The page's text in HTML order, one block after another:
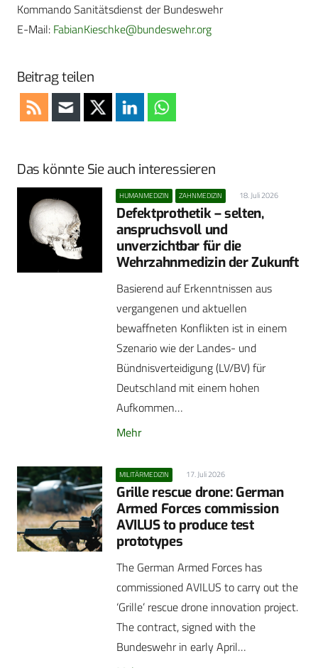
Kommando Sanitätsdienst der Bundeswehr
E-Mail: FabianKieschke@bundeswehr.org
Beitrag teilen
Das könnte Sie auch interessieren
HUMANMEDIZIN ZAHNMEDIZIN 18. Juli 2026
Defektprothetik – selten,
anspruchsvoll und
unverzichtbar für die
Wehrzahnmedizin der Zukunft
Basierend auf Erkenntnissen aus
vergangenen und aktuellen
bewaffneten Konflikten ist in einem
Szenario wie der Landes- und
Bündnisverteidigung (LV/BV) für
Deutschland mit einem hohen
Aufkommen…
Mehr
MILITÄRMEDIZIN 17. Juli 2026
Grille rescue drone: German
Armed Forces commission
AVILUS to produce test
prototypes
The German Armed Forces has
commissioned AVILUS to carry out the
‘Grille’ rescue drone innovation project.
The contract, signed with the
Bundeswehr in early April…